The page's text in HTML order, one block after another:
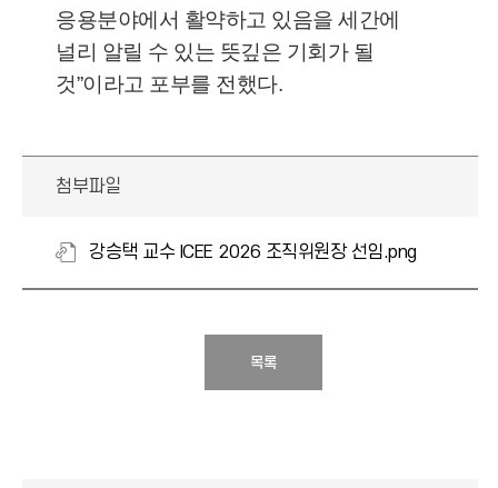
응용분야에서 활약하고 있음을 세간에
널리 알릴 수 있는 뜻깊은 기회가 될
것”이라고 포부를 전했다.
첨부파일
강승택 교수 ICEE 2026 조직위원장 선임.png
목록